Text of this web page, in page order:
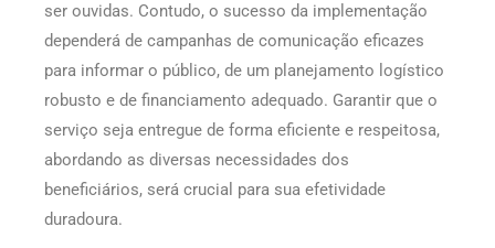
ser ouvidas. Contudo, o sucesso da implementação
dependerá de campanhas de comunicação eficazes
para informar o público, de um planejamento logístico
robusto e de financiamento adequado. Garantir que o
serviço seja entregue de forma eficiente e respeitosa,
abordando as diversas necessidades dos
beneficiários, será crucial para sua efetividade
duradoura.